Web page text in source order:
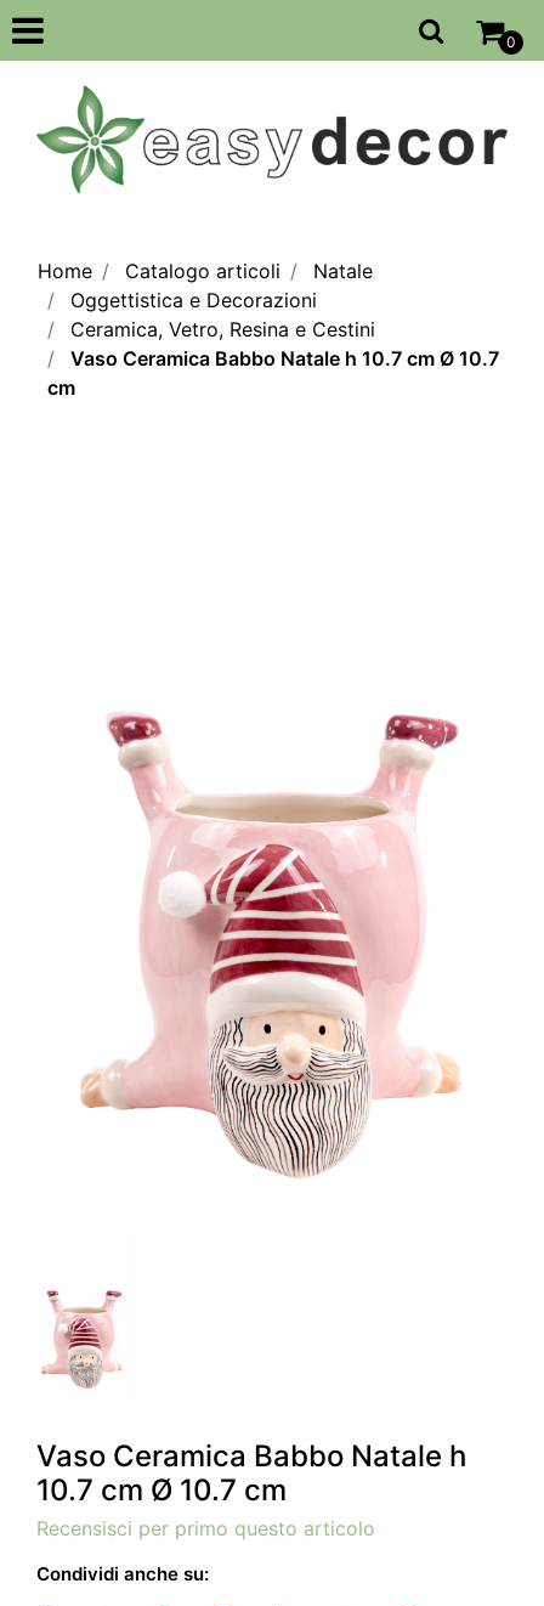
Open
0
Home Catalogo articoli
Natale
Oggettistica e Decorazioni
Ceramica, Vetro, Resina e Cestini
Vaso Ceramica Babbo Natale h 10.7 cm Ø 10.7
cm
Vaso Ceramica Babbo Natale h
10.7 cm Ø 10.7 cm
Recensisci per primo questo articolo
Condividi anche su: